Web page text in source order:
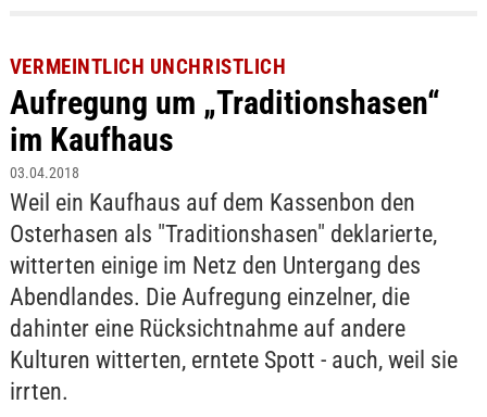
VERMEINTLICH UNCHRISTLICH
Aufregung um „Traditionshasen“
im Kaufhaus
03.04.2018
Weil ein Kaufhaus auf dem Kassenbon den
Osterhasen als "Traditionshasen" deklarierte,
witterten einige im Netz den Untergang des
Abendlandes. Die Aufregung einzelner, die
dahinter eine Rücksichtnahme auf andere
Kulturen witterten, erntete Spott - auch, weil sie
irrten.